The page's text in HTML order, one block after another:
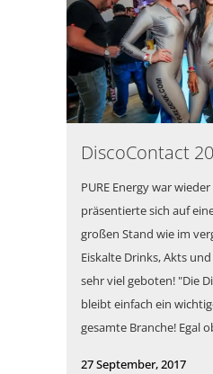
DiscoContact
PURE Energy war
präsentierte sich auf
großen Stand wie im
Eiskalte Drinks, Akts
sehr viel geboten! "Die
bleibt einfach ein
gesamte Branche! Egal
27 September, 2017